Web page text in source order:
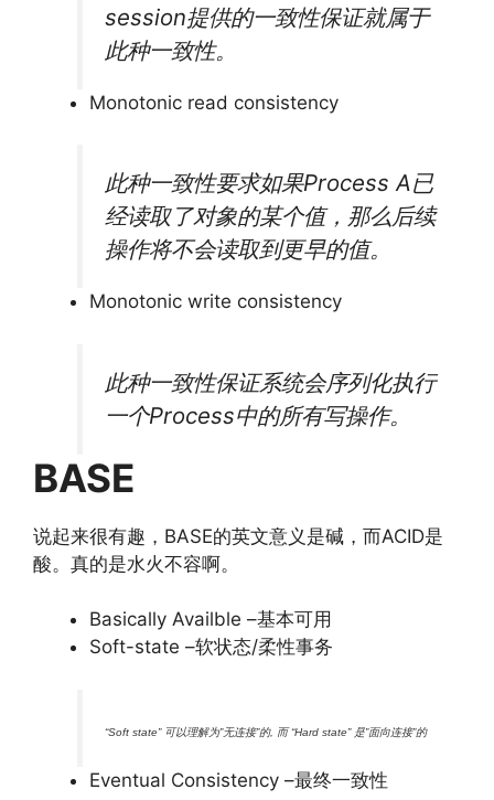
session提供的一致性保证就属于
此种一致性。
Monotonic read consistency
此种一致性要求如果Process A已
经读取了对象的某个值，那么后续
操作将不会读取到更早的值。
Monotonic write consistency
此种一致性保证系统会序列化执行
一个Process中的所有写操作。
BASE
说起来很有趣，BASE的英文意义是碱，而ACID是
酸。真的是水火不容啊。
Basically Availble –基本可用
Soft-state –软状态/柔性事务
“Soft state” 可以理解为”无连接”的, 而 “Hard state” 是”面向连接”的
Eventual Consistency –最终一致性